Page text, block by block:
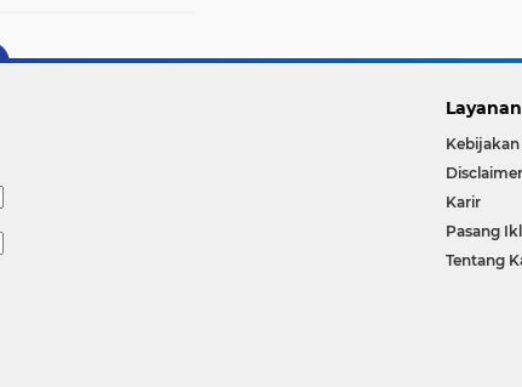
Layanan
Disclaimer
Karir
Pasang
Tentang